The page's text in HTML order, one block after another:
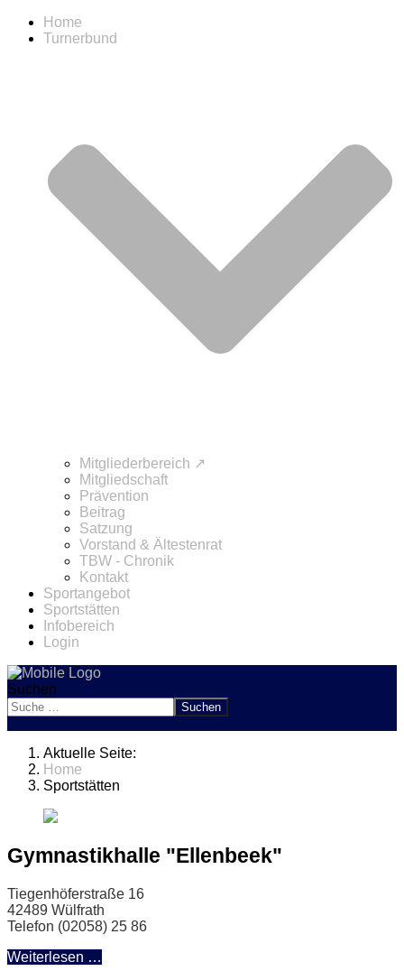
Home
Turnerbund
Mitgliederbereich ↗
Mitgliedschaft
Prävention
Beitrag
Satzung
Vorstand & Ältestenrat
TBW - Chronik
Kontakt
Sportangebot
Sportstätten
Infobereich
Login
Suchen
Suchen
Aktuelle Seite:
Home
Sportstätten
Gymnastikhalle "Ellenbeek"
Tiegenhöferstraße 16
42489 Wülfrath
Telefon (02058) 25 86
Weiterlesen …